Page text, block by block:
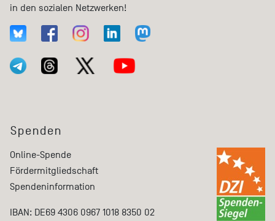
in den sozialen Netzwerken!
Spenden
Online-Spende
Fördermitgliedschaft
Spendeninformation
IBAN: DE69 4306 0967 1018 8350 02